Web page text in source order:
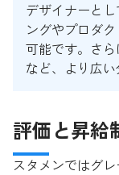
デザイナーと
ングやプロダ
可能です。さ
など、より広い
評価と昇給
スタメンではグ